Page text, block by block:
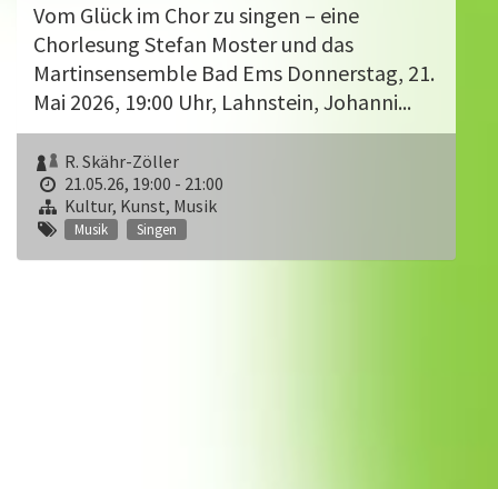
Vom Glück im Chor zu singen – eine
Chorlesung Stefan Moster und das
Martinsensemble Bad Ems Donnerstag, 21.
Mai 2026, 19:00 Uhr, Lahnstein, Johanni...
R. Skähr-Zöller
21.05.26, 19:00 - 21:00
Kultur, Kunst, Musik
Musik Singen